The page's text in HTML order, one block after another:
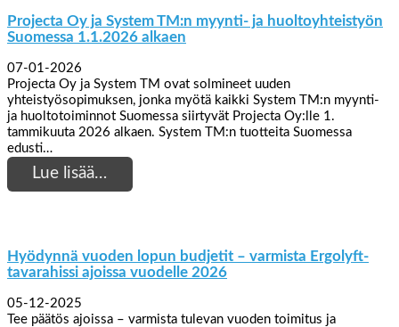
Projecta Oy ja System TM:n myynti- ja huoltoyhteistyön
Suomessa 1.1.2026 alkaen
07-01-2026
Projecta Oy ja System TM ovat solmineet uuden
yhteistyösopimuksen, jonka myötä kaikki System TM:n myynti-
ja huoltotoiminnot Suomessa siirtyvät Projecta Oy:lle 1.
tammikuuta 2026 alkaen. System TM:n tuotteita Suomessa
edusti…
Lue lisää…
Hyödynnä vuoden lopun budjetit – varmista Ergolyft-
tavarahissi ajoissa vuodelle 2026
05-12-2025
Tee päätös ajoissa – varmista tulevan vuoden toimitus ja